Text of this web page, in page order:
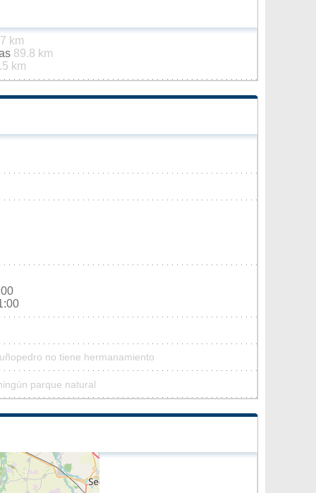
km
89.8 km
km
no tiene hermanamiento
parque natural